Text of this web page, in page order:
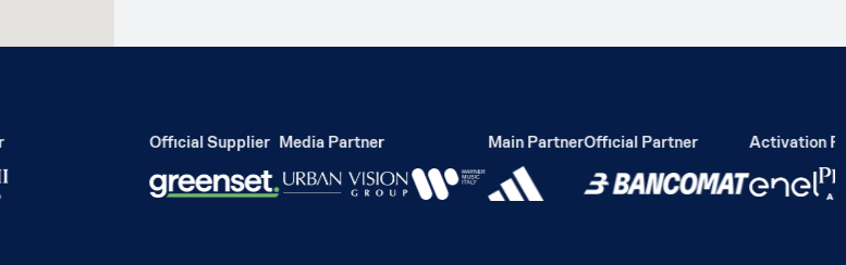
Official Supplier Media Partner Main PartnerOfficial Partner Activation